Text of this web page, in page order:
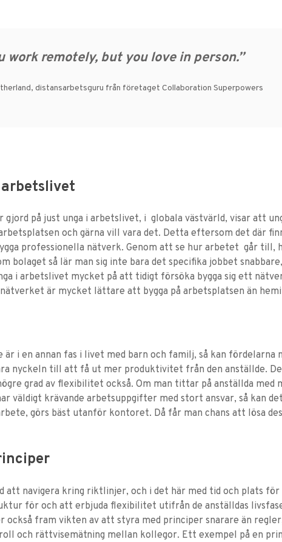
work remotely, but you love in person.”
distansarbetsguru från företaget Collaboration Superpowers
på just unga i arbetslivet, i globala västvärld, visar att
och gärna vill vara det. Detta eftersom det där
professionella nätverk. Genom att se hur arbetet går till,
bolaget så lär man sig inte bara det specifika jobbet
i arbetslivet mycket på att tidigt försöka bygga sig ett
är mycket lättare att bygga på arbetsplatsen än
är i en annan fas i livet med barn och familj, så kan
nyckeln till att få ut mer produktivitet från den anställde.
grad av flexibilitet också. Om man tittar på anställda
väldigt krävande arbetsuppgifter med stort ansvar, så kan
görs bäst utanför kontoret. Då får man chans att lösa
att navigera kring riktlinjer, och i det här med tid och plats
för och att erbjuda flexibilitet utifrån de anställdas
fram vikten av att styra med principer snarare än
och rättvisemätning mellan kollegor. Ett exempel på en